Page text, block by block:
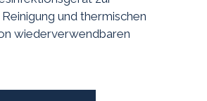
und thermischen
wiederverwendbaren